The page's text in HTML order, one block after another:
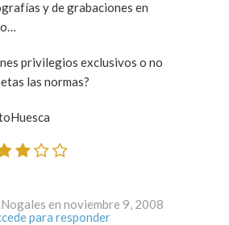
y de grabaciones en
privilegios exclusivos o no
las normas?
en noviembre 9, 2008
para responder